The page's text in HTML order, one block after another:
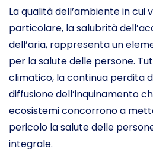
La qualità dell’ambiente in cui
particolare, la salubrità
dell’aria, rappresenta un
per la salute delle persone.
climatico, la continua perdita
diffusione dell’inquinamento
ecosistemi concorrono a
pericolo la salute delle
integrale.